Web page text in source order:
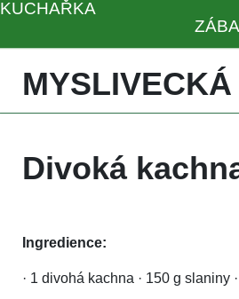
KUCHAŘKA
Divoká
Ingredience:
· 1 divohá kachna · 150 g slaniny